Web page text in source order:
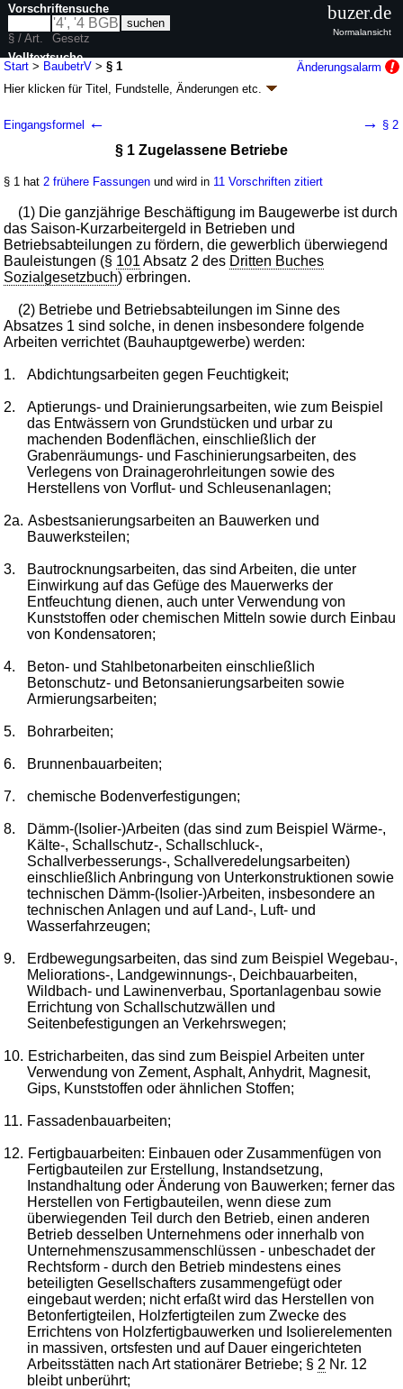
Start > BaubetrV >§ 1
Änderungsalarm
Hier klicken fürTitel, Fundstelle, Änderungen etc.
BGBl. I S. 2854
2 weitere Fassungen | wird in 15 Vorschriften zitiert
Eingangsformel ← → § 2
§ 1 Zugelassene Betriebe
§ 1 hat 2 frühere Fassungen und wird in 11 Vorschriften zitiert
(1) Die ganzjährige Beschäftigung im Baugewerbe ist durch
das Saison-Kurzarbeitergeld in Betrieben und
Betriebsabteilungen zu fördern, die gewerblich überwiegend
Bauleistungen (§ 101 Absatz 2 des Dritten Buches
Sozialgesetzbuch) erbringen.
(2) Betriebe und Betriebsabteilungen im Sinne des
Absatzes 1 sind solche, in denen insbesondere folgende
Arbeiten verrichtet (Bauhauptgewerbe) werden:
1. Abdichtungsarbeiten gegen Feuchtigkeit;
2.
Aptierungs- und Drainierungsarbeiten, wie zum Beispiel
das Entwässern von Grundstücken und urbar zu
machenden Bodenflächen, einschließlich der
Grabenräumungs- und Faschinierungsarbeiten, des
Verlegens von Drainagerohrleitungen sowie des
Herstellens von Vorflut- und Schleusenanlagen;
2a. Asbestsanierungsarbeiten an Bauwerken und
Bauwerksteilen;
3.
Bautrocknungsarbeiten, das sind Arbeiten, die unter
Einwirkung auf das Gefüge des Mauerwerks der
Entfeuchtung dienen, auch unter Verwendung von
Kunststoffen oder chemischen Mitteln sowie durch Einbau
von Kondensatoren;
4.
Beton- und Stahlbetonarbeiten einschließlich
Betonschutz- und Betonsanierungsarbeiten sowie
Armierungsarbeiten;
5. Bohrarbeiten;
6. Brunnenbauarbeiten;
7. chemische Bodenverfestigungen;
8.
Dämm-(Isolier-)Arbeiten (das sind zum Beispiel Wärme-,
Kälte-, Schallschutz-, Schallschluck-,
Schallverbesserungs-, Schallveredelungsarbeiten)
einschließlich Anbringung von Unterkonstruktionen sowie
technischen Dämm-(Isolier-)Arbeiten, insbesondere an
technischen Anlagen und auf Land-, Luft- und
Wasserfahrzeugen;
9.
Erdbewegungsarbeiten, das sind zum Beispiel Wegebau-,
Meliorations-, Landgewinnungs-, Deichbauarbeiten,
Wildbach- und Lawinenverbau, Sportanlagenbau sowie
Errichtung von Schallschutzwällen und
Seitenbefestigungen an Verkehrswegen;
10. Estricharbeiten, das sind zum Beispiel Arbeiten unter
Verwendung von Zement, Asphalt, Anhydrit, Magnesit,
Gips, Kunststoffen oder ähnlichen Stoffen;
11. Fassadenbauarbeiten;
12. Fertigbauarbeiten: Einbauen oder Zusammenfügen von
Fertigbauteilen zur Erstellung, Instandsetzung,
Instandhaltung oder Änderung von Bauwerken; ferner das
Herstellen von Fertigbauteilen, wenn diese zum
überwiegenden Teil durch den Betrieb, einen anderen
Betrieb desselben Unternehmens oder innerhalb von
Unternehmenszusammenschlüssen - unbeschadet der
Rechtsform - durch den Betrieb mindestens eines
beteiligten Gesellschafters zusammengefügt oder
eingebaut werden; nicht erfaßt wird das Herstellen von
Betonfertigteilen, Holzfertigteilen zum Zwecke des
Errichtens von Holzfertigbauwerken und Isolierelementen
in massiven, ortsfesten und auf Dauer eingerichteten
Arbeitsstätten nach Art stationärer Betriebe; § 2 Nr. 12
bleibt unberührt;
Vorschriftensuche
§ / Art.
Gesetz
Volltextsuche
nur in BaubetrV
buzer.de
Normalansicht